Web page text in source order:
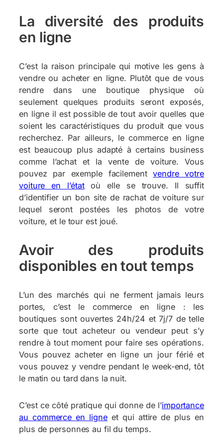
La diversité des produits
en ligne
C’est la raison principale qui motive les gens à
vendre ou acheter en ligne. Plutôt que de vous
rendre dans une boutique physique où
seulement quelques produits seront exposés,
en ligne il est possible de tout avoir quelles que
soient les caractéristiques du produit que vous
recherchez. Par ailleurs, le commerce en ligne
est beaucoup plus adapté à certains business
comme l’achat et la vente de voiture. Vous
pouvez par exemple facilementvendre votre
voiture en l’étatoù elle se trouve. Il suffit
d’identifier un bon site de rachat de voiture sur
lequel seront postées les photos de votre
voiture, et le tour est joué.
Avoir des produits
disponibles en tout temps
L’un des marchés qui ne ferment jamais leurs
portes, c’est le commerce en ligne : les
boutiques sont ouvertes 24h/24 et 7j/7 de telle
sorte que tout acheteur ou vendeur peut s’y
rendre à tout moment pour faire ses opérations.
Vous pouvez acheter en ligne un jour férié et
vous pouvez y vendre pendant le week-end, tôt
le matin ou tard dans la nuit.
C’est ce côté pratique qui donne de l’importance
au commerce en ligneet qui attire de plus en
plus de personnes au fil du temps.